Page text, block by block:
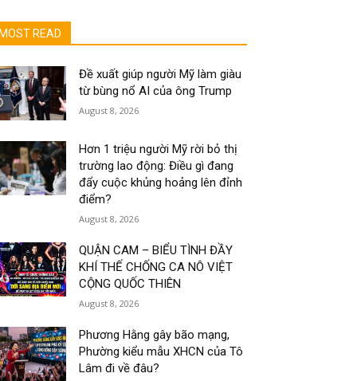
MOST READ
Đề xuất giúp người Mỹ làm giàu
từ bùng nổ AI của ông Trump
August 8, 2026
Hơn 1 triệu người Mỹ rời bỏ thị
trường lao động: Điều gì đang
đẩy cuộc khủng hoảng lên đỉnh
điểm?
August 8, 2026
QUẬN CAM – BIỂU TÌNH ĐẦY
KHÍ THẾ CHỐNG CA NÔ VIỆT
CỘNG QUỐC THIÊN
August 8, 2026
Phương Hằng gây bão mạng,
Phường kiểu mẫu XHCN của Tô
Lâm đi về đâu?